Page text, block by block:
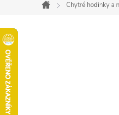
Domov
Chytré hodinky a